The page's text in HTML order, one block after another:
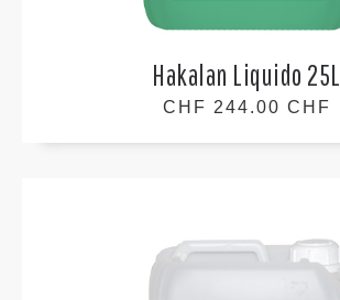
Hakalan Liquido 25L
CHF 244.00 CHF